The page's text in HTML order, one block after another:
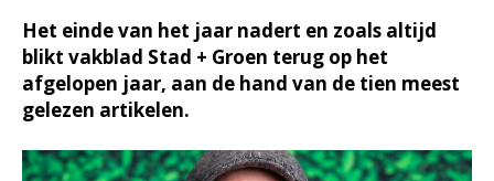
Het einde van het jaar nadert en zoals altijd
blikt vakblad Stad + Groen terug op het
afgelopen jaar, aan de hand van de tien meest
gelezen artikelen.